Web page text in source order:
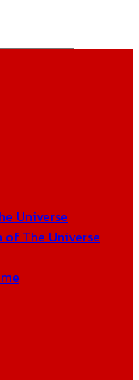
Universe
The Universe